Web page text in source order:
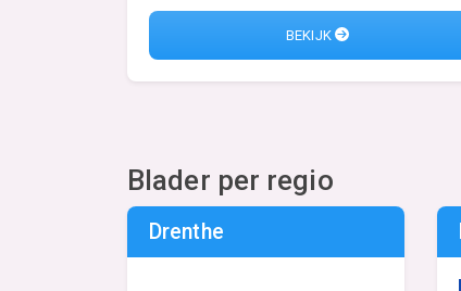
BEKIJK
Blader per regio
Drenthe